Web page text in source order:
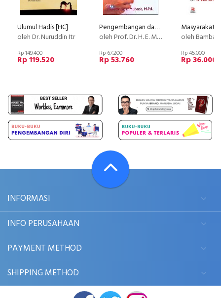
Ulumul Hadis [HC]
oleh Dr. Nuruddin Itr
Rp 149.400
Rp 119.520
Pengembangan dan Implementasi Kurikulum 2013
oleh Prof. Dr. H. E. Mulyasa, M.Pd.
Rp 67.200
Rp 53.760
oleh Bambang Rustanto,
Rp 45.000
Rp 36.000
INFORMASI
INFO PERUSAHAAN
PAYMENT METHOD
SHIPPING METHOD